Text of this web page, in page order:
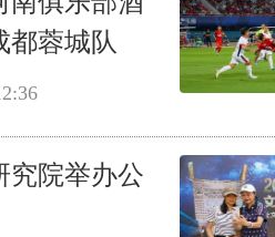
都蓉城队
究院举办公